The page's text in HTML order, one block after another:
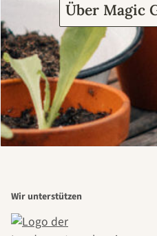
Über Magic
Wir unterstützen